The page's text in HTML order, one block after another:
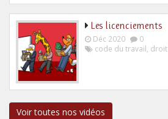
Les licenciements
Déc 2020
0
code du travail,
Voir toutes nos vidéos